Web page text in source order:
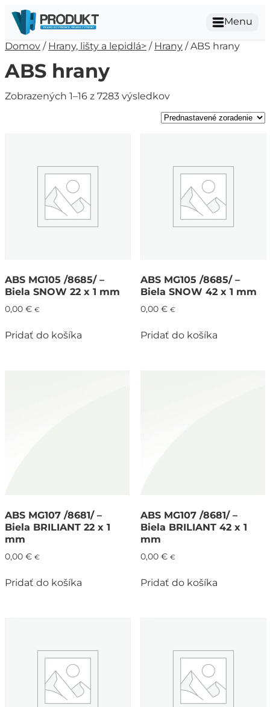
Menu
Domov / Hrany, lišty a lepidlá> / Hrany / ABS hrany
ABS hrany
Zobrazených 1–16 z 7283 výsledkov
ABS MG105 /8685/ –
Biela SNOW 22 x 1 mm
0,00 € €
Pridať do košíka
ABS MG105 /8685/ –
Biela SNOW 42 x 1 mm
0,00 € €
Pridať do košíka
ABS MG107 /8681/ –
Biela BRILIANT 22 x 1
mm
0,00 € €
Pridať do košíka
ABS MG107 /8681/ –
Biela BRILIANT 42 x 1
mm
0,00 € €
Pridať do košíka